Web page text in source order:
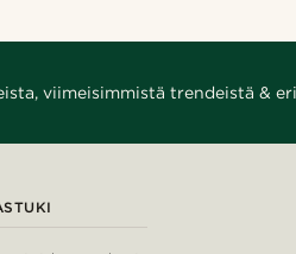
viimeisimmistä trendeistä &